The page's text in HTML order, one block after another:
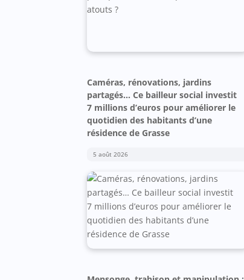
Caméras, rénovations, jardins
partagés… Ce bailleur social investit
7 millions d’euros pour améliorer le
quotidien des habitants d’une
résidence de Grasse
5 août 2026